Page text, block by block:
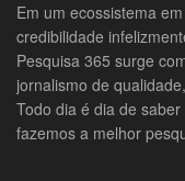
Em um ecossistema
credibilidade
Pesquisa 365 surge
jornalismo de
Todo dia é dia de
fazemos a melhor